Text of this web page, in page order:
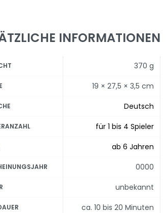
INFORMATIONEN
370 g
19 × 27,5 × 3,5 cm
Deutsch
für 1 bis 4 Spieler
ab 6 Jahren
0000
unbekannt
ca. 10 bis 20 Minuten